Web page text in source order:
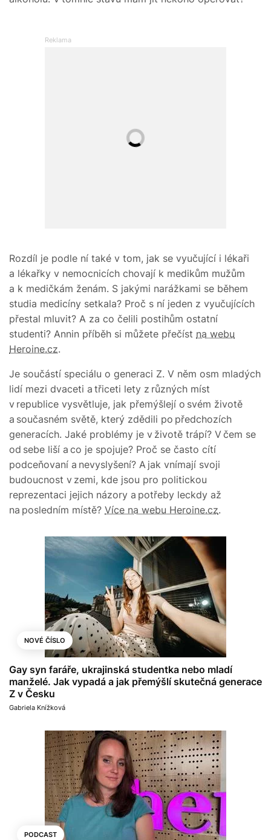
Rozdíl je podle ní také v tom, jak se vyučující i lékaři
a lékařky v nemocnicích chovají k medikům mužům
a k medičkám ženám. S jakými narážkami se během
studia medicíny setkala? Proč s ní jeden z vyučujících
přestal mluvit? A za co čelili postihům ostatní
studenti? Annin příběh si můžete přečíst na webu
Heroine.cz.
Je součástí speciálu o generaci Z. V něm osm mladých
lidí mezi dvaceti a třiceti lety z různých míst
v republice vysvětluje, jak přemýšlejí o svém životě
a současném světě, který zdědili po předchozích
generacích. Jaké problémy je v životě trápí? V čem se
od sebe liší a co je spojuje? Proč se často cítí
podceňovaní a nevyslyšení? A jak vnímají svoji
budoucnost v zemi, kde jsou pro politickou
reprezentaci jejich názory a potřeby leckdy až
na posledním místě? Více na webu Heroine.cz.
NOVÉ ČÍSLO
Gay syn faráře, ukrajinská studentka nebo mladí
manželé. Jak vypadá a jak přemýšlí skutečná generace
Z v Česku
Gabriela Knížková
PODCAST